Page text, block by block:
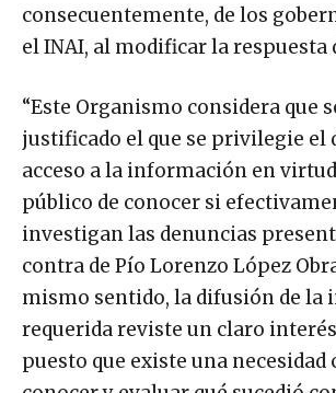
el INAI, al modificar la respuesta
“Este Organismo considera que
justificado el que se privilegie el
acceso a la información en
público de conocer si
investigan las denuncias
contra de Pío Lorenzo López
mismo sentido, la difusión de la
requerida reviste un claro interés
puesto que existe una necesidad
conocer y evaluar qué sucedió